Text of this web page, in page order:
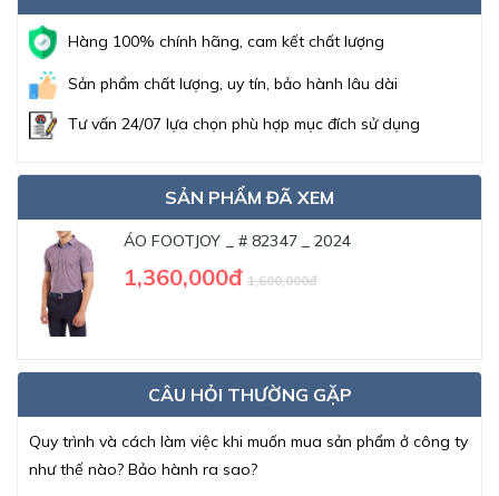
Hàng 100% chính hãng, cam kết chất lượng
Sản phẩm chất lượng, uy tín, bảo hành lâu dài
Tư vấn 24/07 lựa chọn phù hợp mục đích sử dụng
SẢN PHẨM ĐÃ XEM
ÁO FOOTJOY _ # 82347 _ 2024
1,360,000đ 1,600,000đ
CÂU HỎI THƯỜNG GẶP
Quy trình và cách làm việc khi muốn mua sản phẩm ở công ty
như thế nào? Bảo hành ra sao?